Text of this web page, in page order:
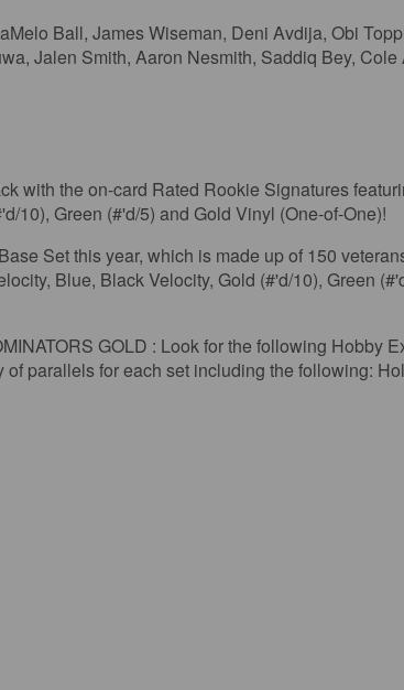
Ball, James Wiseman, Deni Avdija, Obi
Jalen Smith, Aaron Nesmith, Saddiq Bey,
with the on-card Rated Rookie Signatures
10), Green (#'d/5) and Gold Vinyl (One-of-One)!
Set this year, which is made up of 150
Blue, Black Velocity, Gold (#'d/10), Green
GOLD : Look for the following Hobby
parallels for each set including the following: